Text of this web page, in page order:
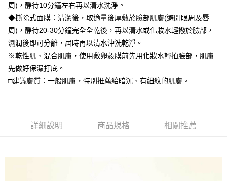
周)，靜待10分鐘左右再以清水洗淨。
◆撕除式面膜：清潔後，取適量後厚敷於臉部肌膚(避開眼周及唇
周)，靜待20-30分鐘完全全乾後，再以清水或化妝水輕撥於臉部，
濕潤後即可分離，屆時再以清水沖洗乾淨。
※乾性肌、混合肌膚，使用敷卵殼膜前先用化妝水輕拍臉部，肌膚
先做好保濕打底。
□建議膚質：一般肌膚，特別推薦給暗沉、有細紋的肌膚。
詳細說明 商品規格 相關推薦